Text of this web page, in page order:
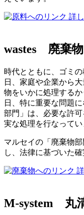
詳
wastes 廃棄物
時代とともに、ゴミ
日、家庭や企業から
物をいかに処理する
日、特に重要な問題
部門」は、必要な許
実な処理を行なってい
マルセイの「廃棄物
し、法律に基づいた
M-system 丸